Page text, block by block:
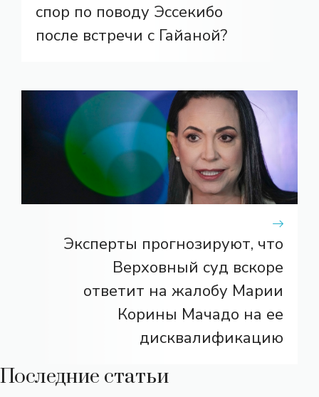
спор по поводу Эссекибо
после встречи с Гайаной?
Эксперты прогнозируют, что
Верховный суд вскоре
ответит на жалобу Марии
Корины Мачадо на ее
дисквалификацию
Последние статьи